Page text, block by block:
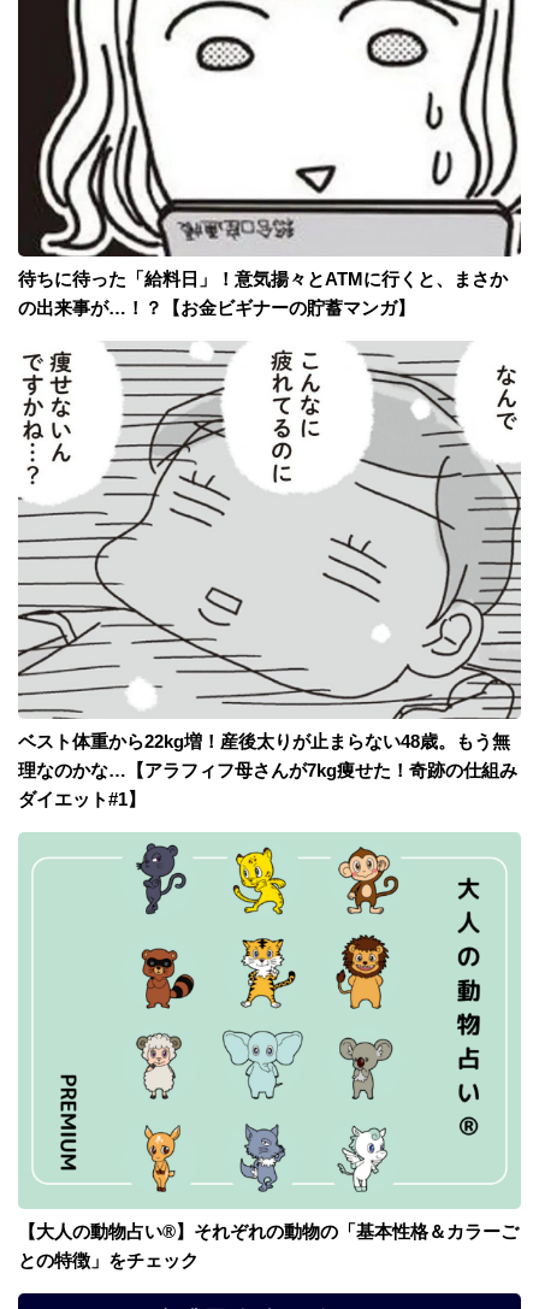
待ちに待った「給料日」！意気揚々とATMに行くと、まさか
の出来事が…！？【お金ビギナーの貯蓄マンガ】
ベスト体重から22kg増！産後太りが止まらない48歳。もう無
理なのかな…【アラフィフ母さんが7kg痩せた！奇跡の仕組み
ダイエット#1】
【大人の動物占い®】それぞれの動物の「基本性格＆カラーご
との特徴」をチェック